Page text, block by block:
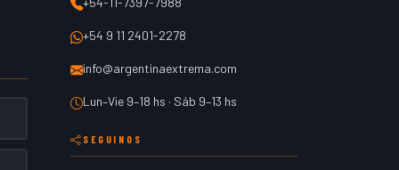
+54 9 11 2401-2278
info@argentinaextrema.com
Lun–Vie 9–18 hs · Sáb 9–13 hs
SEGUINOS